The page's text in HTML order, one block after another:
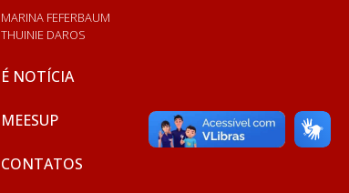
MARINA FEFERBAUM
THUINIE DAROS
É NOTÍCIA
MEESUP
CONTATOS